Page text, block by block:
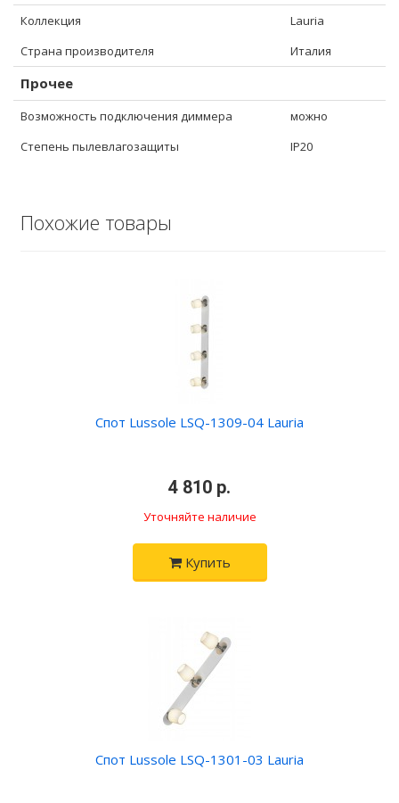
Коллекция
Lauria
Страна производителя
Италия
Прочее
Возможность подключения диммера
можно
Степень пылевлагозащиты
IP20
Похожие товары
Спот Lussole LSQ-1309-04 Lauria
4 810 р.
Уточняйте наличие
Купить
Спот Lussole LSQ-1301-03 Lauria